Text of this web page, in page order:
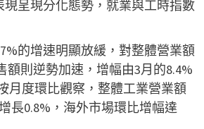
呈現分化態勢，就業與工時指數
的增速明顯放緩，對整體營業額
額則逆勢加速，增幅由3月的8.4%
月度環比觀察，整體工業營業額
長0.8%，海外市場環比增幅達